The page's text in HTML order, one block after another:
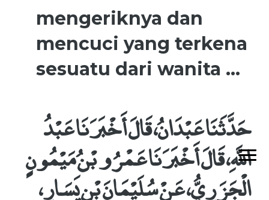
mengeriknya dan
mencuci yang terkena
sesuatu dari wanita ...
حَدَّثَنَا عَبْدَانُ، قَالَ أَخْبَرَنَا عَبْدُ
اللَّهِ، قَالَ أَخْبَرَنَا عَمْرُو بْنُ مَيْمُونٍ
الْجَزَرِيُّ، عَنْ سُلَيْمَانَ بْنِ يَسَارٍ،